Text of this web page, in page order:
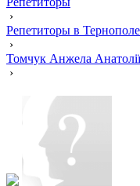
›
Репетиторы в Тернополе
›
Томчук Анжела
›